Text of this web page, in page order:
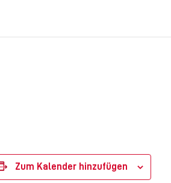
Zum Kalender hinzufügen